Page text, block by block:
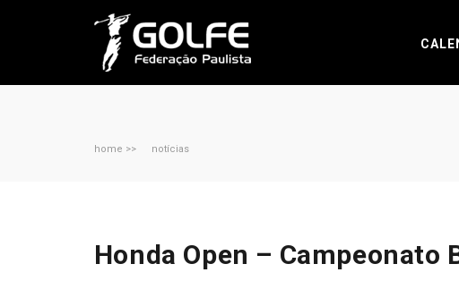
home >> notícias
Honda Open –